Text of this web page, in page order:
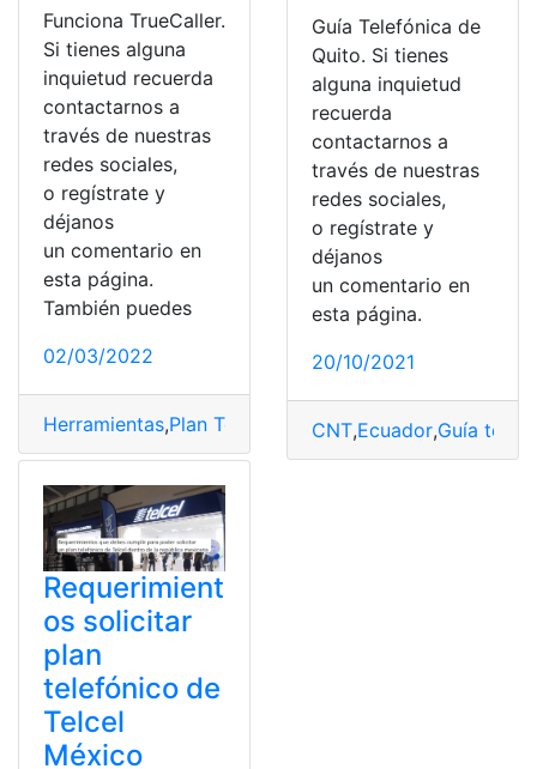
Funciona TrueCaller.
Si tienes alguna
inquietud recuerda
contactarnos a
través de nuestras
redes sociales,
o regístrate y
déjanos
un comentario en
esta página.
También puedes
02/03/2022
Herramientas,Plan Telefónico SMS TrueCaller,Usuarios
Guía Telefónica de
Quito. Si tienes
alguna inquietud
recuerda
contactarnos a
través de nuestras
redes sociales,
o regístrate y
déjanos
un comentario en
esta página.
20/10/2021
CNT,Ecuador,Guía
Requerimient
os solicitar
plan
telefónico de
Telcel
México